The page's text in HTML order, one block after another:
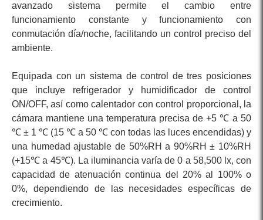
avanzado sistema permite el cambio entre
funcionamiento constante y funcionamiento con
conmutación día/noche, facilitando un control preciso del
ambiente.
Equipada con un sistema de control de tres posiciones
que incluye refrigerador y humidificador de control
ON/OFF, así como calentador con control proporcional, la
cámara mantiene una temperatura precisa de +5 ℃ a 50
℃ ± 1 ℃ (15 ℃ a 50 ℃ con todas las luces encendidas) y
una humedad ajustable de 50%RH a 90%RH ± 10%RH
(+15℃ a 45℃). La iluminancia varía de 0 a 58,500 lx, con
capacidad de atenuación continua del 20% al 100% o
0%, dependiendo de las necesidades específicas de
crecimiento.